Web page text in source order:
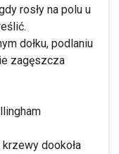
rosły na polu u
dołku, podlaniu
zagęszcza
dookoła